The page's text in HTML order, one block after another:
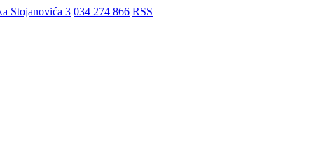
Stojanovića 3 034 274 866 RSS